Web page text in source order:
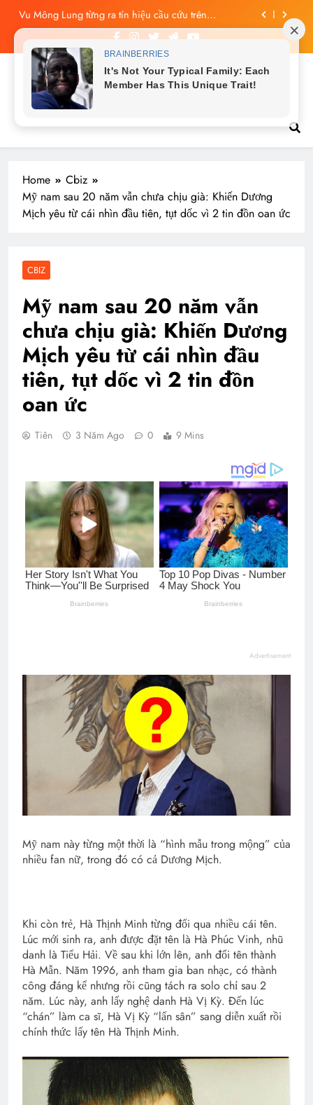
Skip
content
Công bố tin nhắn cuối cùng của Vu Mông Lung, vừa
đau xót vừa phẫn nộ
Vu Mông Lung báo cáo khám nghiệm bị “rò rỉ” dư
luận sục sôi và đặt nhiều câu hỏi
Vu Mông Lung mất ngày ‘Huyết Nguyệt’, nghi Uông
Du Cầm ‘hại’, bằng chứng bị lộ!
Vu Mông Lung từng ra tín hiệu cầu cứu trên
livestream, mẹ đến công ty quậy?
Tin tức nóng hổi
Home
Cbiz
Mỹ nam sau 20 năm vẫn chưa chịu già: Khiến Dương
Mịch yêu từ cái nhìn đầu tiên, tụt dốc vì 2 tin đồn oan ức
CBIZ
Mỹ nam sau 20 năm vẫn
chưa chịu già: Khiến Dương
Mịch yêu từ cái nhìn đầu
tiên, tụt dốc vì 2 tin đồn
oan ức
Tiên 3 Năm Ago 0 9 Mins
Advertisement
Mỹ nam này từng một thời là “hình mẫu trong mộng” của
nhiều fan nữ, trong đó có cả Dương Mịch.
Khi còn trẻ, Hà Thịnh Minh từng đổi qua nhiều cái tên.
Lúc mới sinh ra, anh được đặt tên là Hà Phúc Vinh, nhũ
danh là Tiểu Hải. Về sau khi lớn lên, anh đổi tên thành
Hà Mẫn. Năm 1996, anh tham gia ban nhạc, có thành
công đáng kể nhưng rồi cũng tách ra solo chỉ sau 2
năm. Lúc này, anh lấy nghệ danh Hà Vị Kỳ. Đến lúc
“chán” làm ca sĩ, Hà Vị Kỳ “lấn sân” sang diễn xuất rồi
chính thức lấy tên Hà Thịnh Minh.